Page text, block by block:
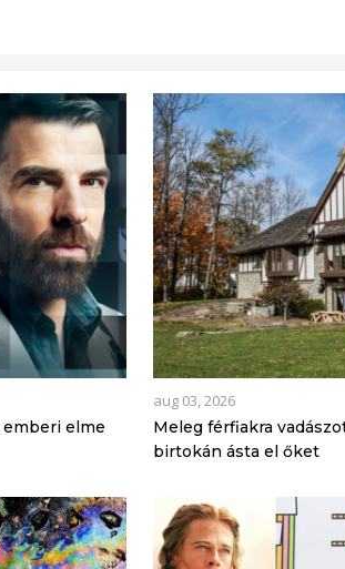
emberi elme
aug 03, 2026
Meleg férfiakra
birtokán ásta el őket